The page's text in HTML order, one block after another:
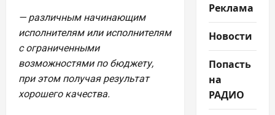
— различным начинающим
исполнителям или исполнителям
с ограниченными
возможностями по бюджету,
при этом получая результат
хорошего качества.
Реклама
Новости
Попасть
на
РАДИО